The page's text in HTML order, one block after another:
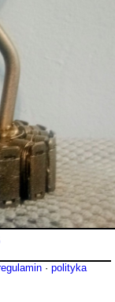
· polityka